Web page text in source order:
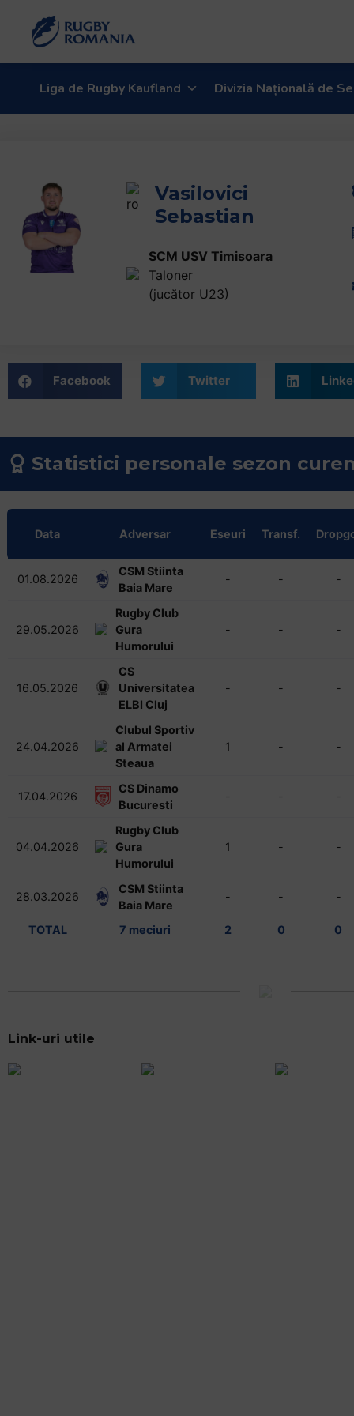
Liga de Rugby Kaufland Divizia Națională de
Vasilovici
Sebastian
SCM USV Timisoara
Taloner
(jucător U23)
Facebook Twitter
Statistici personale sezon
Data Adversar Eseuri Transf.
01.08.2026
CSM Stiinta
Baia Mare
- - -
29.05.2026
Rugby Club
Gura
Humorului
- - -
16.05.2026
CS
Universitatea
ELBI Cluj
- - -
24.04.2026
Clubul Sportiv
al Armatei
Steaua
1 - -
17.04.2026
CS Dinamo
Bucuresti
- - -
04.04.2026
Rugby Club
Gura
Humorului
1 - -
28.03.2026
CSM Stiinta
Baia Mare
- - -
TOTAL 7 meciuri 2 0 0
Link-uri utile